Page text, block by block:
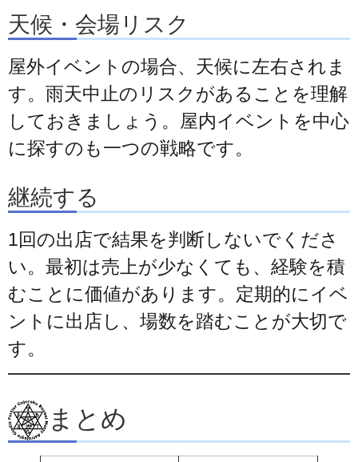
天候・会場リスク
屋外イベントの場合、天候に左右されま
す。雨天中止のリスクがあることを理解
しておきましょう。屋内イベントを中心
に探すのも一つの戦略です。
継続する
1回の出店で結果を判断しないでくださ
い。最初は売上が少なくても、経験を積
むことに価値があります。定期的にイベ
ントに出店し、場数を踏むことが大切で
す。
まとめ